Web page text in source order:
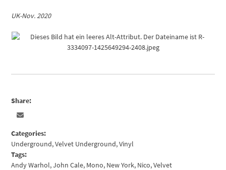
UK-Nov. 2020
Share:
Categories:
Underground,Velvet Underground,Vinyl
Tags:
Andy Warhol,John Cale, Mono, New York, Nico,Velvet